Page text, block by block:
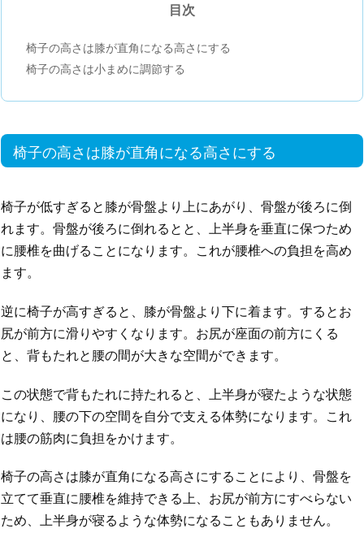
目次
椅子の高さは膝が直角になる高さにする
椅子の高さは小まめに調節する
椅子の高さは膝が直角になる高さにする
椅子が低すぎると膝が骨盤より上にあがり、骨盤が後ろに倒
れます。骨盤が後ろに倒れるとと、上半身を垂直に保つため
に腰椎を曲げることになります。これが腰椎への負担を高め
ます。
逆に椅子が高すぎると、膝が骨盤より下に着ます。するとお
尻が前方に滑りやすくなります。お尻が座面の前方にくる
と、背もたれと腰の間が大きな空間ができます。
この状態で背もたれに持たれると、上半身が寝たような状態
になり、腰の下の空間を自分で支える体勢になります。これ
は腰の筋肉に負担をかけます。
椅子の高さは膝が直角になる高さにすることにより、骨盤を
立てて垂直に腰椎を維持できる上、お尻が前方にすべらない
ため、上半身が寝るような体勢になることもありません。